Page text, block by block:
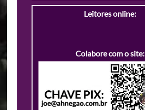
Leitores online:
Colabore com o site: